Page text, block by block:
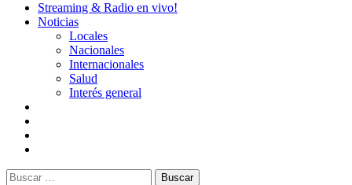
Streaming & Radio en vivo!
Noticias
Locales
Nacionales
Internacionales
Salud
Interés general
Buscar: